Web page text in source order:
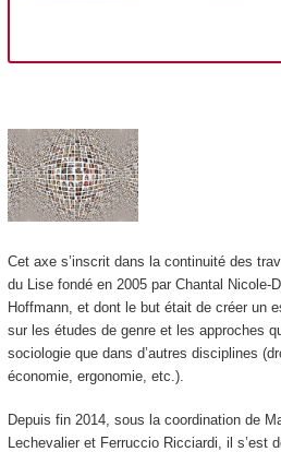
Cet axe s’inscrit dans la continuité des
du Lise fondé en 2005 par Chantal Nicole-
Hoffmann, et dont le but était de créer un
sur les études de genre et les approches
sociologie que dans d’autres disciplines
économie, ergonomie, etc.).
Depuis fin 2014, sous la coordination de
Lechevalier et Ferruccio Ricciardi, il s’est